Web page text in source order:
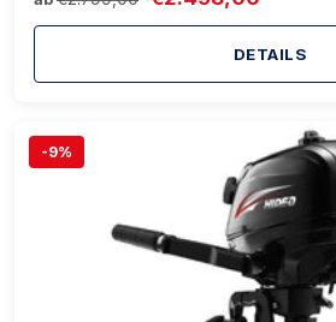
DETAILS
-9%